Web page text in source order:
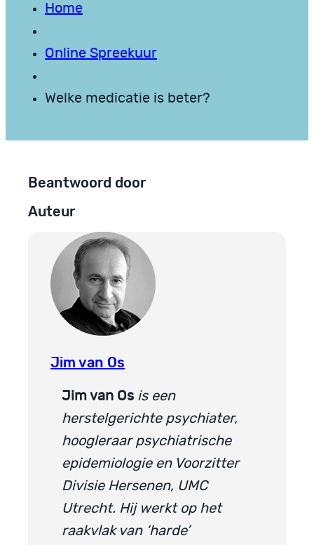
Home
Online Spreekuur
Welke medicatie is beter?
Beantwoord door
Auteur
Jim van Os
Jim van Os is een
herstelgerichte psychiater,
hoogleraar psychiatrische
epidemiologie en Voorzitter
Divisie Hersenen, UMC
Utrecht. Hij werkt op het
raakvlak van ‘harde’